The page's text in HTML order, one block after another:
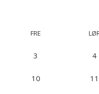
FRE
3 4
10 11